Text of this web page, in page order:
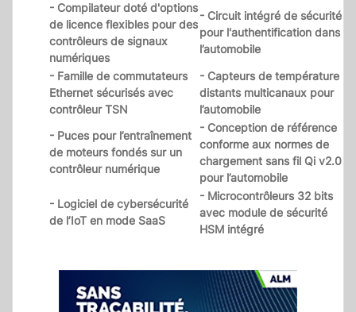
- Compilateur doté d'options
de licence flexibles pour des
contrôleurs de signaux
numériques
- Circuit intégré de sécurité
pour l'authentification dans
l’automobile
- Famille de commutateurs
Ethernet sécurisés avec
contrôleur TSN
- Capteurs de température
distants multicanaux pour
l’automobile
- Puces pour l’entraînement
de moteurs fondés sur un
contrôleur numérique
- Conception de référence
conforme aux normes de
chargement sans fil Qi v2.0
pour l’automobile
- Logiciel de cybersécurité
de l’IoT en mode SaaS
- Microcontrôleurs 32 bits
avec module de sécurité
HSM intégré